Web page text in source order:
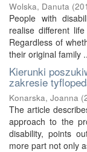
Wolska, Danuta (
People with
realise different
Regardless of
their original family
Kierunki
zakresie
Konarska, Joanna (
The article
approach to the
disability, points
more part not only